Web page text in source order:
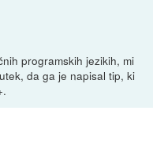
programskih jezikih, mi
da ga je napisal tip, ki